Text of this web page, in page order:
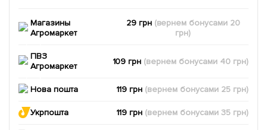
Магазины
Агромаркет
29 грн (вернем бонусами 20
грн)
ПВЗ
Агромаркет
109 грн (вернем бонусами 40 грн)
Нова пошта 119 грн (вернем бонусами 25 грн)
Укрпошта 119 грн (вернем бонусами35 грн)